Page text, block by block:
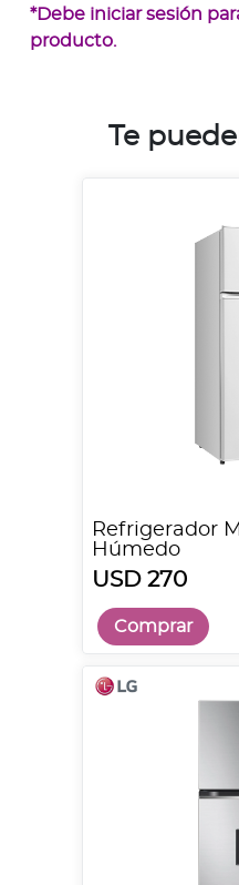
*Debe iniciar sesión
producto.
Te
Refrigerador
Húmedo
USD 270
Comprar